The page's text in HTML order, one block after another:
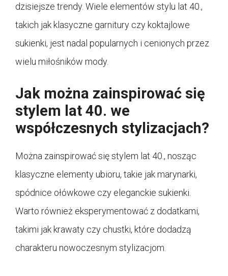
dzisiejsze trendy. Wiele elementów stylu lat 40.,
takich jak klasyczne garnitury czy koktajlowe
sukienki, jest nadal popularnych i cenionych przez
wielu miłośników mody.
Jak można zainspirować się
stylem lat 40. we
współczesnych stylizacjach?
Można zainspirować się stylem lat 40., nosząc
klasyczne elementy ubioru, takie jak marynarki,
spódnice ołówkowe czy eleganckie sukienki.
Warto również eksperymentować z dodatkami,
takimi jak krawaty czy chustki, które dodadzą
charakteru nowoczesnym stylizacjom.